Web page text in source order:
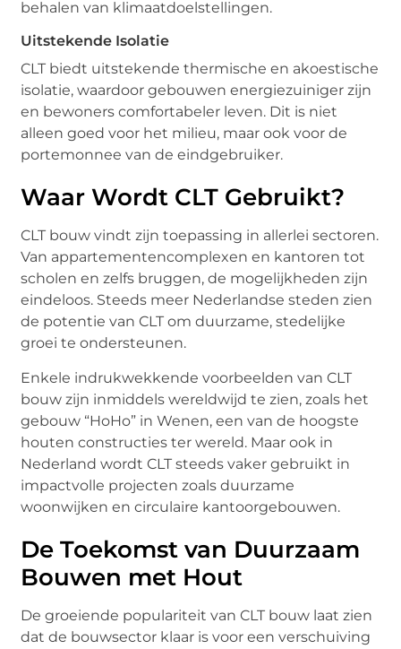
behalen van klimaatdoelstellingen.
Uitstekende Isolatie
CLT biedt uitstekende thermische en akoestische
isolatie, waardoor gebouwen energiezuiniger zijn
en bewoners comfortabeler leven. Dit is niet
alleen goed voor het milieu, maar ook voor de
portemonnee van de eindgebruiker.
Waar Wordt CLT Gebruikt?
CLT bouw vindt zijn toepassing in allerlei sectoren.
Van appartementencomplexen en kantoren tot
scholen en zelfs bruggen, de mogelijkheden zijn
eindeloos. Steeds meer Nederlandse steden zien
de potentie van CLT om duurzame, stedelijke
groei te ondersteunen.
Enkele indrukwekkende voorbeelden van CLT
bouw zijn inmiddels wereldwijd te zien, zoals het
gebouw “HoHo” in Wenen, een van de hoogste
houten constructies ter wereld. Maar ook in
Nederland wordt CLT steeds vaker gebruikt in
impactvolle projecten zoals duurzame
woonwijken en circulaire kantoorgebouwen.
De Toekomst van Duurzaam
Bouwen met Hout
De groeiende populariteit van CLT bouw laat zien
dat de bouwsector klaar is voor een verschuiving